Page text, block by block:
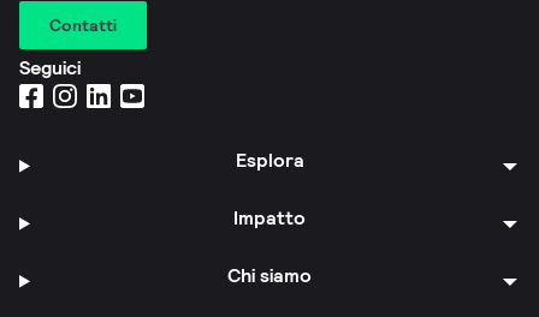
Contatti
Seguici
Esplora
Impatto
Chi siamo